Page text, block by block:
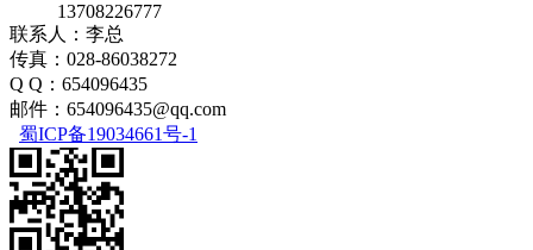
13708226777
联系人：李总
传真：028-86038272
Q Q：654096435
邮件：654096435@qq.com
蜀ICP备19034661号-1